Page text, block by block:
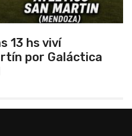
oficial de hockey